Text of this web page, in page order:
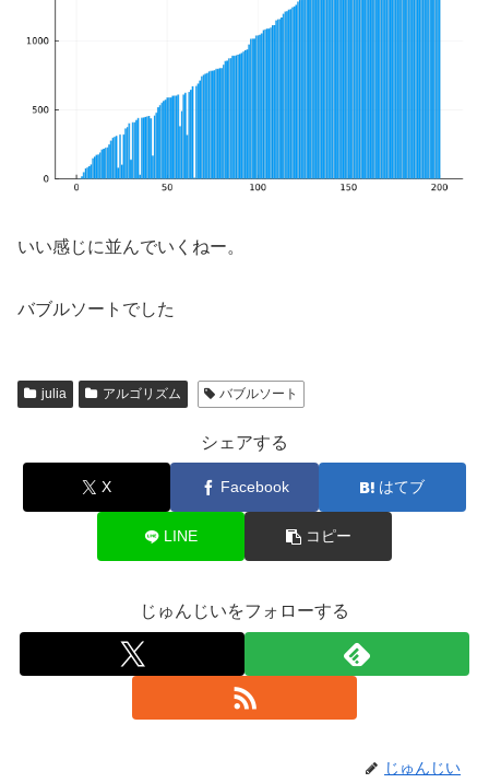
いい感じに並んでいくねー。
バブルソートでした
julia アルゴリズム バブルソート
シェアする
X Facebook はてブ
LINE コピー
じゅんじいをフォローする
じゅんじい